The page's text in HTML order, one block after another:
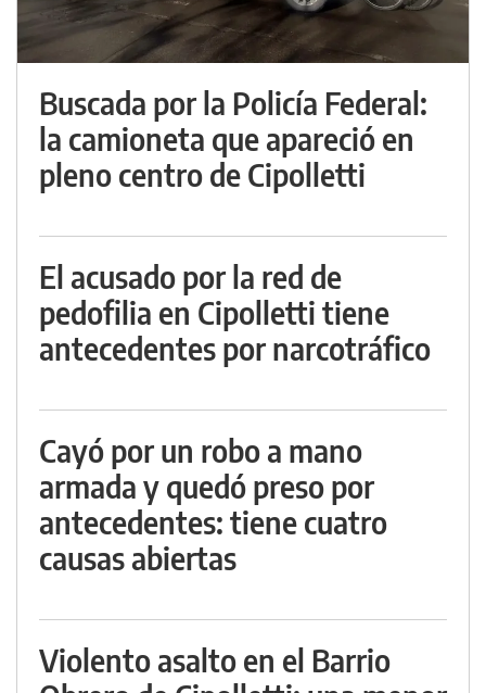
Buscada por la Policía Federal:
la camioneta que apareció en
pleno centro de Cipolletti
El acusado por la red de
pedofilia en Cipolletti tiene
antecedentes por narcotráfico
Cayó por un robo a mano
armada y quedó preso por
antecedentes: tiene cuatro
causas abiertas
Violento asalto en el Barrio